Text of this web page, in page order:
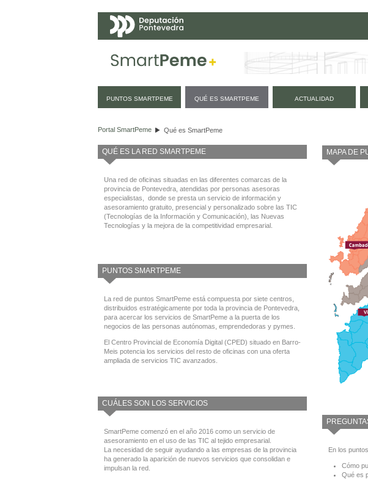
PUNTOS SMARTPEME QUÉ ES SMARTPEME ACTUALIDAD
Portal SmartPeme Qué es SmartPeme
QUÉ ES LA RED SMARTPEME
Una red de oficinas situadas en las diferentes comarcas de la
provincia de Pontevedra, atendidas por personas asesoras
especialistas, donde se presta un servicio de información y
asesoramiento gratuito, presencial y personalizado sobre las TIC
(Tecnologías de la Información y Comunicación), las Nuevas
Tecnologías y la mejora de la competitividad empresarial.
PUNTOS SMARTPEME
La red de puntos SmartPeme está compuesta por siete centros,
distribuidos estratégicamente por toda la provincia de Pontevedra,
para acercar los servicios de SmartPeme a la puerta de los
negocios de las personas autónomas, emprendedoras y pymes.
El Centro Provincial de Economía Digital (CPED) situado en Barro-
Meis potencia los servicios del resto de oficinas con una oferta
ampliada de servicios TIC avanzados.
CUÁLES SON LOS SERVICIOS
SmartPeme comenzó en el año 2016 como un servicio de
asesoramiento en el uso de las TIC al tejido empresarial.
La necesidad de seguir ayudando a las empresas de la provincia
ha generado la aparición de nuevos servicios que consolidan e
impulsan la red.
MAPA DE
En los
Cómo
Qué es